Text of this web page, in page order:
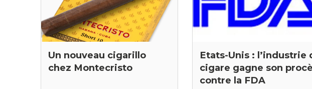
Un nouveau cigarillo
chez Montecristo
Etats-Unis : l’industrie
cigare gagne son
contre la FDA